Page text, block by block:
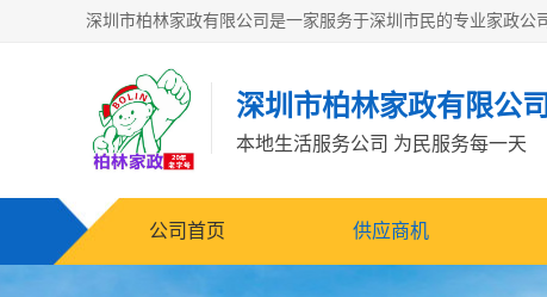
深圳市柏林家政有限公司
本地生活服务公司 为民服务每一天
公司首页 供应商机